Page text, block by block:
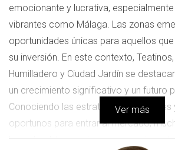
emocionante y lucrativa,
vibrantes como Málaga. Las zonas
oportunidades únicas para aquellos
su inversión. En este contexto, Teatinos,
Humilladero y Ciudad Jardín se
un crecimiento significativo y un futuro
Conociendo las estrategias
oportunos para entrar al mercado,
Ver más